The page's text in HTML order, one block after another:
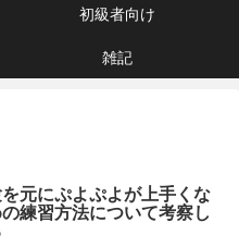
初級者向け
雑記
元にぷよぷよが上手くな
練習方法について考察し